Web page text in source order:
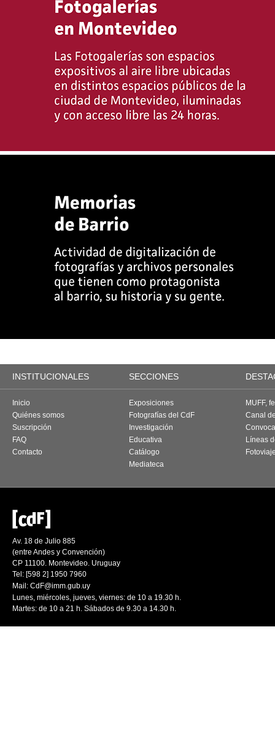
INSTITUCIONALES SECCIONES
Inicio
Quiénes somos
Suscripción
FAQ
Contacto
Exposiciones
Fotografías del CdF
Investigación
Educativa
Catálogo
Mediateca
MUFF,
Canal
Líneas
Av. 18 de Julio 885
(entre Andes y Convención)
CP 11100. Montevideo. Uruguay
Tel: [598 2] 1950 7960
Mail: CdF@imm.gub.uy
Lunes, miércoles, jueves, viernes: de 10 a 19.30 h.
Martes: de 10 a 21 h. Sábados de 9.30 a 14.30 h.